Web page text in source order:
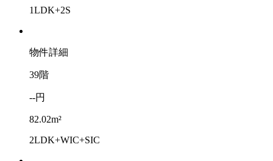
1LDK+2S
物件詳細
39階
--円
82.02m²
2LDK+WIC+SIC